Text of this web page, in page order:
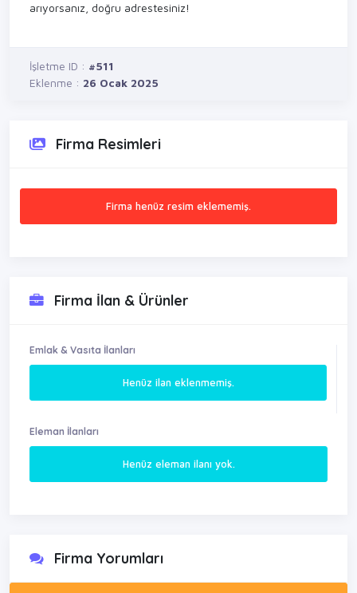
arıyorsanız, doğru adrestesiniz!
İşletme ID : #511
Eklenme : 26 Ocak 2025
Firma Resimleri
Firma henüz resim eklememiş.
Firma İlan & Ürünler
Emlak & Vasıta İlanları
Henüz ilan eklenmemiş.
Eleman İlanları
Henüz eleman ilanı yok.
Firma Yorumları